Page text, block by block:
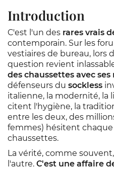
Introduction
C'est l'un des rares vrais
contemporain. Sur les
vestiaires de bureau, lors
question revient
des chaussettes avec ses
défenseurs du sockless
italienne, la modernité, la
citent l'hygiène, la
entre les deux, des
femmes) hésitent
chaussettes.
La vérité, comme
l'autre. C'est une affaire